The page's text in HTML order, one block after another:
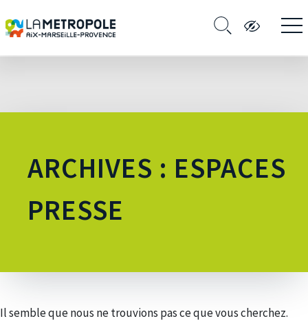
ARCHIVES : ESPACES
PRESSE
Il semble que nous ne trouvions pas ce que vous cherchez.